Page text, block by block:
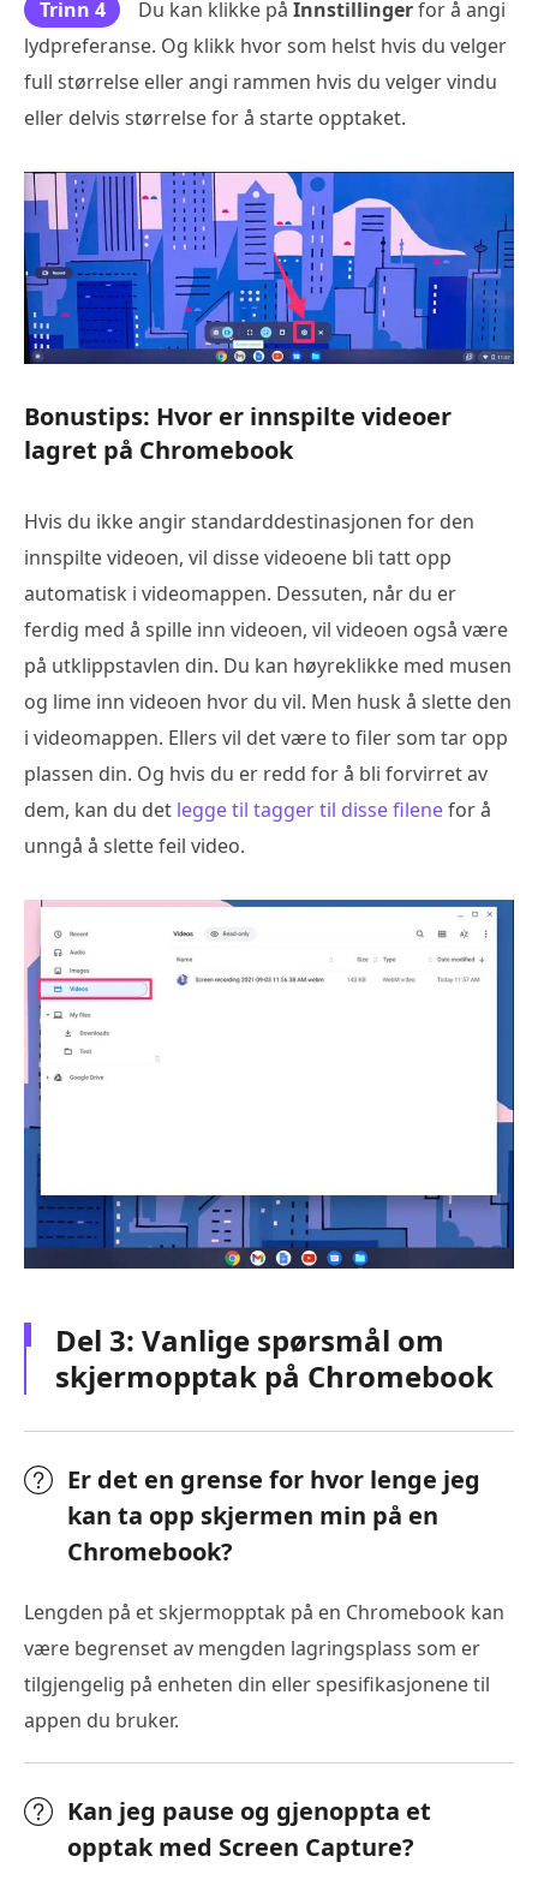
Trinn 4 Du kan klikke på Innstillingerfor å angi
lydpreferanse. Og klikk hvor som helst hvis du velger
full størrelse eller angi rammen hvis du velger vindu
eller delvis størrelse for å starte opptaket.
Bonustips: Hvor er innspilte videoer
lagret på Chromebook
Hvis du ikke angir standarddestinasjonen for den
innspilte videoen, vil disse videoene bli tatt opp
automatisk i videomappen. Dessuten, når du er
ferdig med å spille inn videoen, vil videoen også være
på utklippstavlen din. Du kan høyreklikke med musen
og lime inn videoen hvor du vil. Men husk å slette den
i videomappen. Ellers vil det være to filer som tar opp
plassen din. Og hvis du er redd for å bli forvirret av
dem, kan du det legge til tagger til disse filenefor å
unngå å slette feil video.
Del 3: Vanlige spørsmål om
skjermopptak på Chromebook
Er det en grense for hvor lenge jeg
kan ta opp skjermen min på en
Chromebook?
Lengden på et skjermopptak på en Chromebook kan
være begrenset av mengden lagringsplass som er
tilgjengelig på enheten din eller spesifikasjonene til
appen du bruker.
Kan jeg pause og gjenoppta et
opptak med Screen Capture?